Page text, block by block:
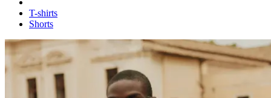
T-shirts
Shorts
T-SHIRTS
JACKOR